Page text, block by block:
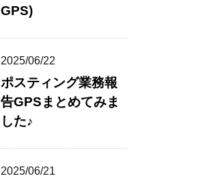
GPS)
2025/06/22
ポスティング業務報
告GPSまとめてみま
した♪
2025/06/21